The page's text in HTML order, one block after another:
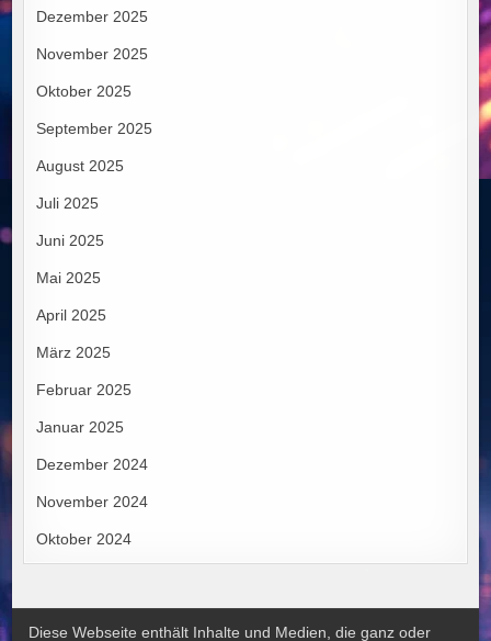
Dezember 2025
November 2025
Oktober 2025
September 2025
August 2025
Juli 2025
Juni 2025
Mai 2025
April 2025
März 2025
Februar 2025
Januar 2025
Dezember 2024
November 2024
Oktober 2024
Diese Webseite enthält Inhalte und Medien, die ganz oder